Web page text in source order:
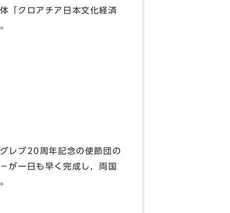
「クロアチア日本文化経済
レブ20周年記念の使節団の
が一日も早く完成し，両国